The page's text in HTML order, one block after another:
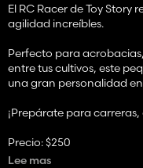
El RC Racer de Toy
agilidad increíbles.
Perfecto para
entre tus cultivos, este
una gran personalidad
¡Prepárate para
Precio: $250
Lee mas